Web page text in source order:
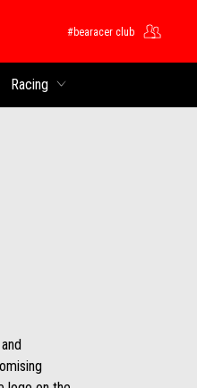
#bearacer club
Racing